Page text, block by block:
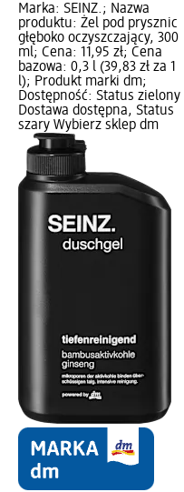
Marka: SEINZ.; Nazwa
produktu: Żel pod prysznic
głęboko oczyszczający, 300
ml; Cena: 11,95 zł; Cena
bazowa: 0,3 l (39,83 zł za 1
l); Produkt marki dm;
Dostępność: Status zielony
Dostawa dostępna, Status
szary Wybierz sklep dm